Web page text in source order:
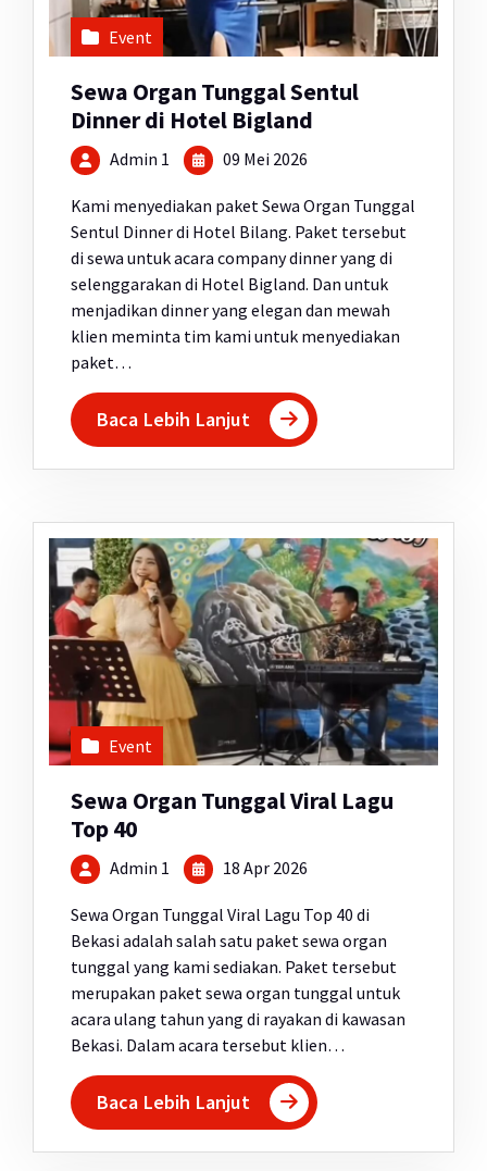
Event
Sewa Organ Tunggal Sentul
Dinner di Hotel Bigland
Admin 1 09 Mei 2026
Kami menyediakan paket Sewa Organ Tunggal
Sentul Dinner di Hotel Bilang. Paket tersebut
di sewa untuk acara company dinner yang di
selenggarakan di Hotel Bigland. Dan untuk
menjadikan dinner yang elegan dan mewah
klien meminta tim kami untuk menyediakan
paket…
Baca Lebih Lanjut
Event
Sewa Organ Tunggal Viral Lagu
Top 40
Admin 1 18 Apr 2026
Sewa Organ Tunggal Viral Lagu Top 40 di
Bekasi adalah salah satu paket sewa organ
tunggal yang kami sediakan. Paket tersebut
merupakan paket sewa organ tunggal untuk
acara ulang tahun yang di rayakan di kawasan
Bekasi. Dalam acara tersebut klien…
Baca Lebih Lanjut